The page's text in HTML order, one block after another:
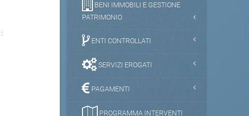
BENI IMMOBILI E GESTIONE
PATRIMONIO
ENTI CONTROLLATI
SERVIZI EROGATI
PAGAMENTI
PROGRAMMA INTERVENTI